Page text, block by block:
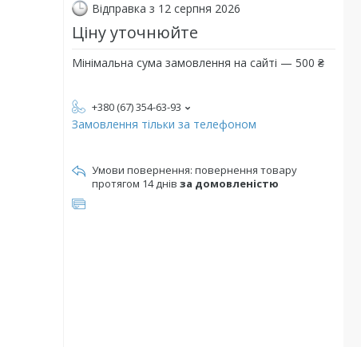
Відправка з 12 серпня 2026
Ціну уточнюйте
Мінімальна сума замовлення на сайті — 500 ₴
+380 (67) 354-63-93
Замовлення тільки за телефоном
повернення товару
протягом 14 днів за домовленістю